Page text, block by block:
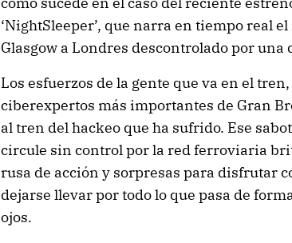
‘NightSleeper’, que narra en tiempo real
Glasgow a Londres descontrolado por
Los esfuerzos de la gente que va en el
ciberexpertos más importantes de Gran
al tren del hackeo que ha sufrido. Ese
circule sin control por la red ferroviaria
rusa de acción y sorpresas para disfrutar
dejarse llevar por todo lo que pasa de
ojos.